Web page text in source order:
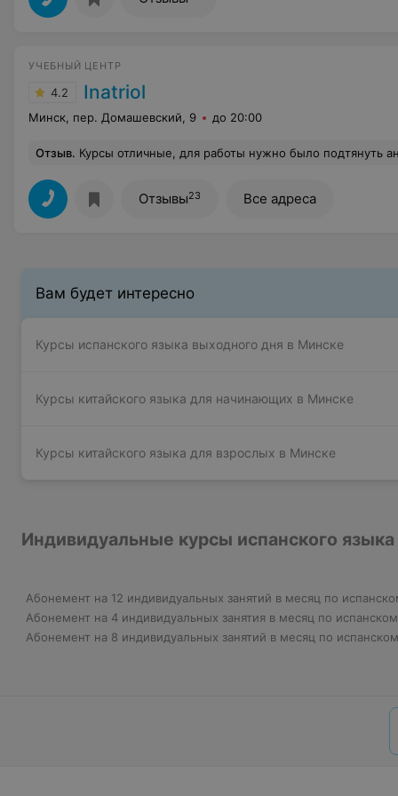
УЧЕБНЫЙ ЦЕНТР
4.2 Inatriol
Минск, пер. Домашевский, 9 до 20:00
Отзыв. Курсы отличные, для работы нужно было подтянуть английский до intermediate, самой учить – не вариант, поэтому решила пойти в ИнаТриол. Большим плюсом было отсутствие объемных домашних заданий и то, что преподаватели на каждом занятии проводили обучающие игры и т.п, действительно очень помогло в
Отзывы23 Все адреса
Вам будет интересно
Курсы испанского языка выходного дня в Минске
Курсы китайского языка для начинающих в Минске
Курсы китайского языка для взрослых в Минске
Индивидуальные курсы испанского
Абонемент на 12 индивидуальных занятий в месяц по
Абонемент на 4 индивидуальных занятия в месяц по
Абонемент на 8 индивидуальных занятий в месяц по